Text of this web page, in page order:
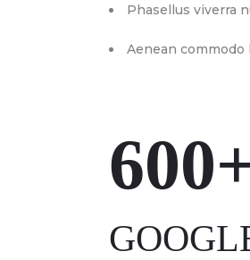
Phasellus viverra
Aenean commodo